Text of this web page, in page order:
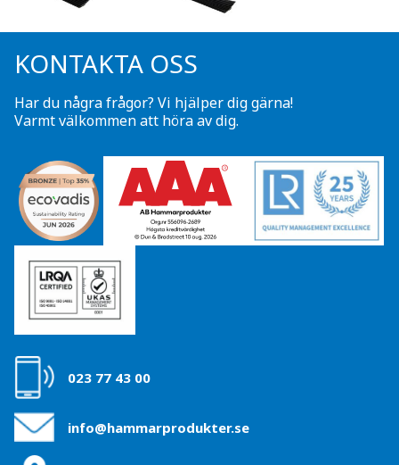
KONTAKTA OSS
Har du några frågor? Vi hjälper dig gärna!
Varmt välkommen att höra av dig.
023 77 43 00
info@hammarprodukter.se